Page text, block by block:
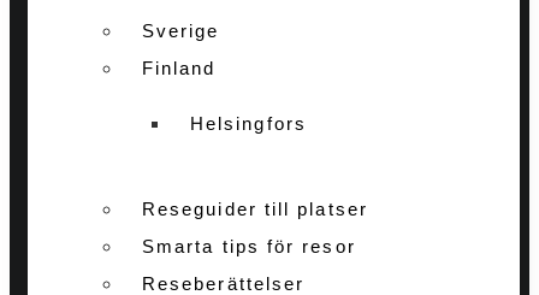
Sverige
Finland
Helsingfors
Reseguider till platser
Smarta tips för resor
Reseberättelser